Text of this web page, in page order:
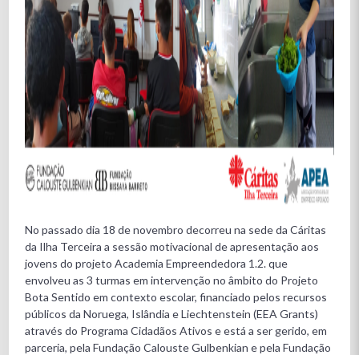
No passado dia 18 de novembro decorreu na sede da Cáritas
da Ilha Terceira a sessão motivacional de apresentação aos
jovens do projeto Academia Empreendedora 1.2. que
envolveu as 3 turmas em intervenção no âmbito do Projeto
Bota Sentido em contexto escolar, financiado pelos recursos
públicos da Noruega, Islândia e Liechtenstein (EEA Grants)
através do Programa Cidadãos Ativos e está a ser gerido, em
parceria, pela Fundação Calouste Gulbenkian e pela Fundação